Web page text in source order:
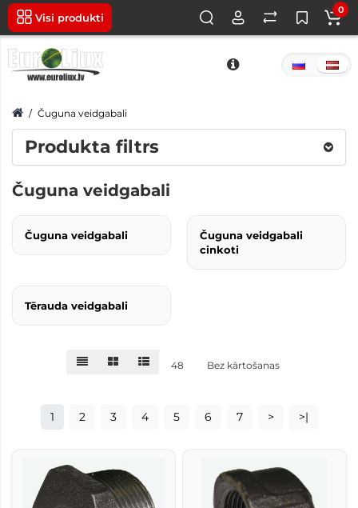
Visi produkti
0
Čuguna veidgabali
Produkta filtrs
Čuguna veidgabali
Čuguna veidgabali
Čuguna veidgabali
cinkoti
Tērauda veidgabali
48 Bez kārtošanas
1 2 3 4 5 6 7 > >|